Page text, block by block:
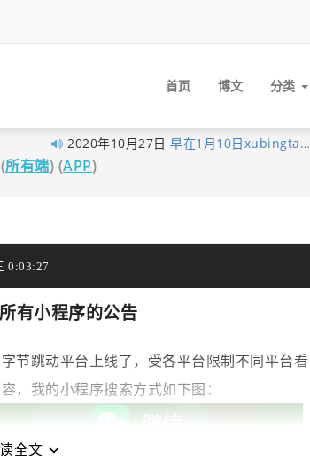
首页 博文 分类
所有端) (APP)
2020年10月27日 早在1月10日xubingta…
2020年10月23日
2020年09月16日 我的个人网站分享录…
2020年06月03日
2020年04月28日 近来发现fenxianglu.…
2020年04月23日 由于服务器的带宽有…
2020年01月08日 若想发表博客的可以…
0:03:27
有小程序的公告
节跳动平台上线了，受各平台限制不同平台看
，我的小程序搜索方式如下图：
全文